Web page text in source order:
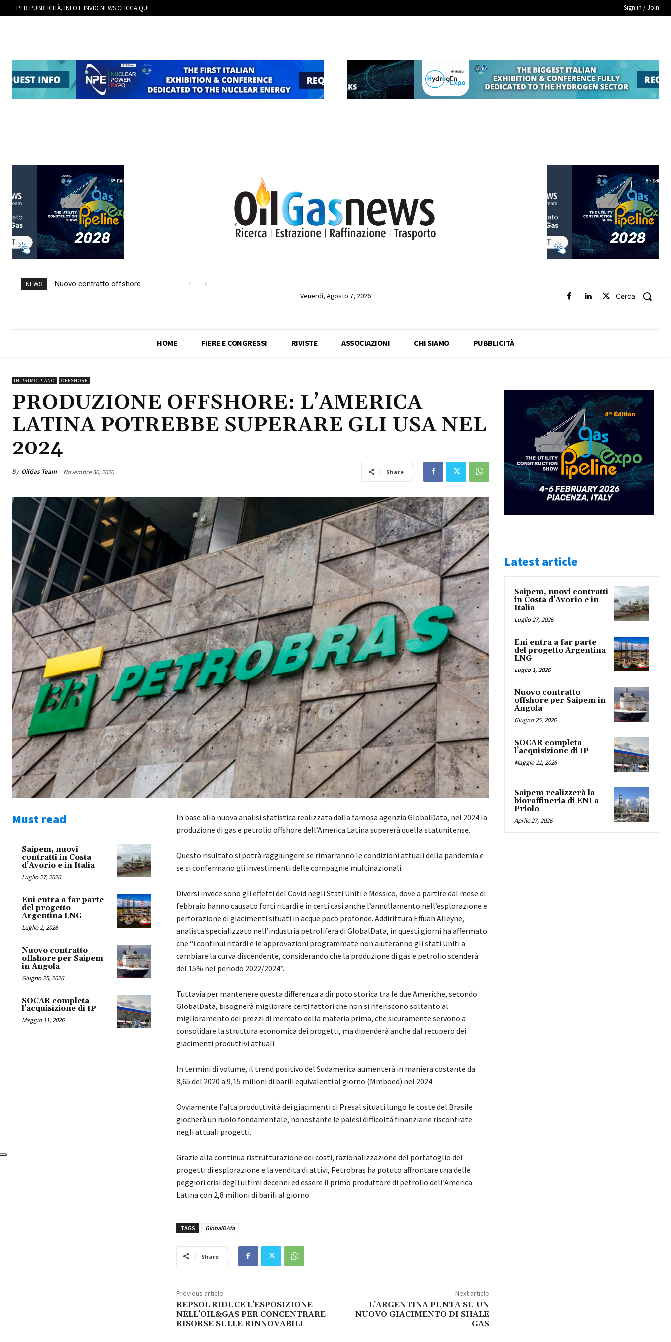
PER PUBBLICITÀ, INFO E INVIO NEWS CLICCA QUI Sign in / Join
NEWS
Nuovo contratto offshore
Venerdì, Agosto 7, 2026 Cerca
HOME FIERE E CONGRESSI RIVISTE ASSOCIAZIONI CHI SIAMO PUBBLICITÀ
IN PRIMO PIANO OFFSHORE
PRODUZIONE OFFSHORE: L’AMERICA
LATINA POTREBBE SUPERARE GLI USA NEL
2024
By OilGas Team Novembre 30, 2020 Share
Must read
Saipem, nuovi
contratti in Costa
d’Avorio e in Italia
Luglio 27, 2026
Eni entra a far parte
del progetto
Argentina LNG
Luglio 1, 2026
Nuovo contratto
offshore per Saipem
in Angola
Giugno 25, 2026
SOCAR completa
l’acquisizione di IP
Maggio 11, 2026
In base alla nuova analisi statistica realizzata dalla famosa agenzia GlobalData, nel 2024 la
produzione di gas e petrolio offshore dell’America Latina supererà quella statunitense.
Questo risultato si potrà raggiungere se rimarranno le condizioni attuali della pandemia e
se si confermano gli investimenti delle compagnie multinazionali.
Diversi invece sono gli effetti del Covid negli Stati Uniti e Messico, dove a partire dal mese di
febbraio hanno causato forti ritardi e in certi casi anche l’annullamento nell’esplorazione e
perforazione di giacimenti situati in acque poco profonde. Addirittura Effuah Alleyne,
analista specializzato nell’industria petrolifera di GlobalData, in questi giorni ha affermato
che “i continui ritardi e le approvazioni programmate non aiuteranno gli stati Uniti a
cambiare la curva discendente, considerando che la produzione di gas e petrolio scenderà
del 15% nel periodo 2022/2024”.
Tuttavia per mantenere questa differenza a dir poco storica tra le due Americhe, secondo
GlobalData, bisognerà migliorare certi fattori che non si riferiscono soltanto al
miglioramento dei prezzi di mercato della materia prima, che sicuramente servono a
consolidare la struttura economica dei progetti, ma dipenderà anche dal recupero dei
giacimenti produttivi attuali.
In termini di volume, il trend positivo del Sudamerica aumenterà in maniera costante da
8,65 del 2020 a 9,15 milioni di barili equivalenti al giorno (Mmboed) nel 2024.
Ovviamente l’alta produttività dei giacimenti di Presal situati lungo le coste del Brasile
giocherà un ruolo fondamentale, nonostante le palesi difficoltá finanziarie riscontrate
negli attuali progetti.
Grazie alla continua ristrutturazione dei costi, razionalizzazione del portafoglio dei
progetti di esplorazione e la vendita di attivi, Petrobras ha potuto affrontare una delle
peggiori crisi degli ultimi decenni ed essere il primo produttore di petrolio dell’America
Latina con 2,8 milioni di barili al giorno.
TAGS GlobalDAta
Share
Previous article
REPSOL RIDUCE L’ESPOSIZIONE
NELL’OIL&GAS PER CONCENTRARE
RISORSE SULLE RINNOVABILI
Next article
L’ARGENTINA PUNTA SU UN
NUOVO GIACIMENTO DI SHALE
GAS
Latest article
Saipem, nuovi contratti
in Costa d’Avorio e in
Italia
Luglio 27, 2026
Eni entra a far parte
del progetto Argentina
LNG
Luglio 1, 2026
Nuovo contratto
offshore per Saipem in
Angola
Giugno 25, 2026
SOCAR completa
l’acquisizione di IP
Maggio 11, 2026
Saipem realizzerà la
bioraffineria di ENI a
Priolo
Aprile 27, 2026